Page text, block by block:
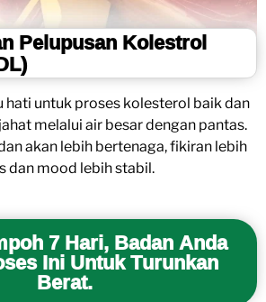
Pelupusan Kolestrol
hati untuk proses kolesterol baik dan
melalui air besar dengan pantas.
akan lebih bertenaga, fikiran lebih
dan mood lebih stabil.
7 Hari, Badan Anda
Ini Untuk Turunkan
Berat.